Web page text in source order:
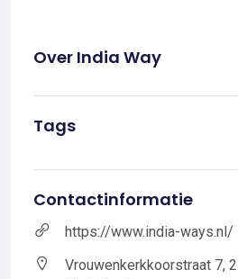
Over India Way
Tags
Contactinformatie
https://www.india-ways.nl/
Vrouwenkerkkoorstraat 7,